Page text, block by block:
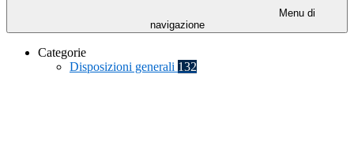
Menu di
navigazione
Categorie
Disposizioni generali 132